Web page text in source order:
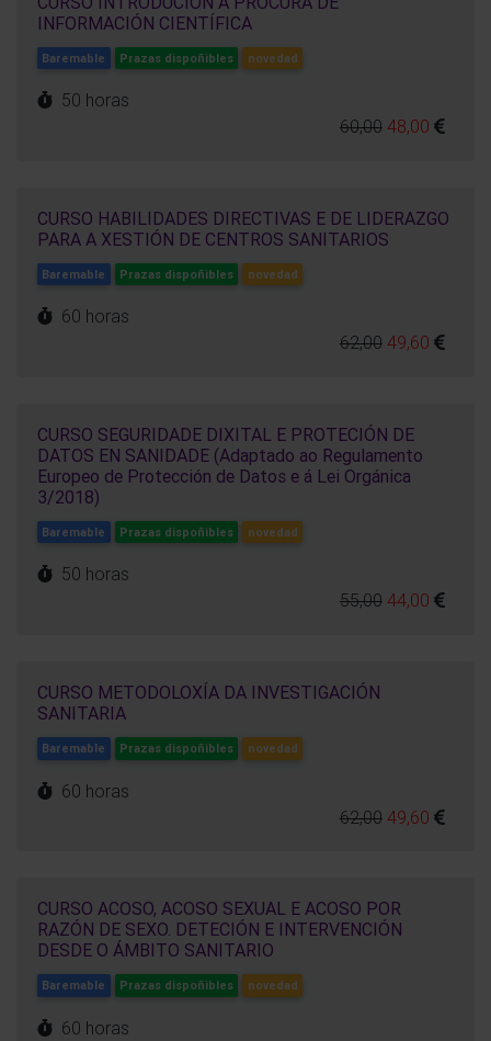
INFORMACIÓN CIENTÍFICA
Baremable Prazas dispoñibles novedad
50 horas
60,00 48,00
CURSO HABILIDADES DIRECTIVAS E DE LIDERAZGO
PARA A XESTIÓN DE CENTROS SANITARIOS
Baremable Prazas dispoñibles novedad
60 horas
62,00 49,60
CURSO SEGURIDADE DIXITAL E PROTECIÓN DE
DATOS EN SANIDADE (Adaptado ao Regulamento
Europeo de Protección de Datos e á Lei Orgánica
3/2018)
Baremable Prazas dispoñibles novedad
50 horas
55,00 44,00
CURSO METODOLOXÍA DA INVESTIGACIÓN
SANITARIA
Baremable Prazas dispoñibles novedad
60 horas
62,00 49,60
CURSO ACOSO, ACOSO SEXUAL E ACOSO POR
RAZÓN DE SEXO. DETECIÓN E INTERVENCIÓN
DESDE O ÁMBITO SANITARIO
Baremable Prazas dispoñibles novedad
60 horas